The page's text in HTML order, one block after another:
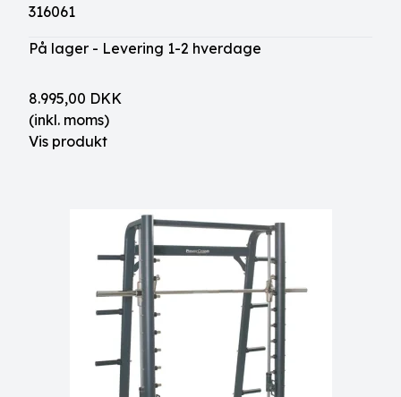
316061
På lager - Levering 1-2 hverdage
8.995,00 DKK
(inkl. moms)
Vis produkt